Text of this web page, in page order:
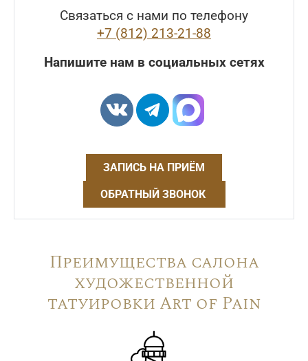
Связаться с нами по телефону
+7 (812) 213-21-88
Напишите нам в социальных сетях
ЗАПИСЬ НА ПРИЁМ
ОБРАТНЫЙ ЗВОНОК
Преимущества салона
художественной
татуировки Art of Pain